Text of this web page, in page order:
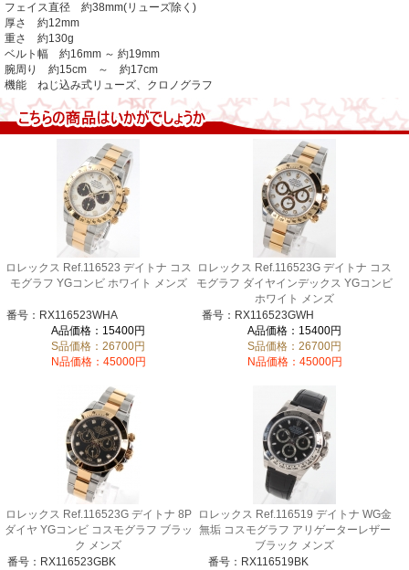
フェイス直径 約38mm(リューズ除く)
厚さ 約12mm
重さ 約130g
ベルト幅 約16mm ～ 約19mm
腕周り 約15cm ～ 約17cm
機能 ねじ込み式リューズ、クロノグラフ
ロレックス Ref.116523 デイトナ コス
モグラフ YGコンビ ホワイト メンズ
番号：RX116523WHA
A品価格：15400円
S品価格：26700円
N品価格：45000円
ロレックス Ref.116523G デイトナ コス
モグラフ ダイヤインデックス YGコンビ
ホワイト メンズ
番号：RX116523GWH
A品価格：15400円
S品価格：26700円
N品価格：45000円
ロレックス Ref.116523G デイトナ 8P
ダイヤ YGコンビ コスモグラフ ブラッ
ク メンズ
番号：RX116523GBK
ロレックス Ref.116519 デイトナ WG金
無垢 コスモグラフ アリゲーターレザー
ブラック メンズ
番号：RX116519BK